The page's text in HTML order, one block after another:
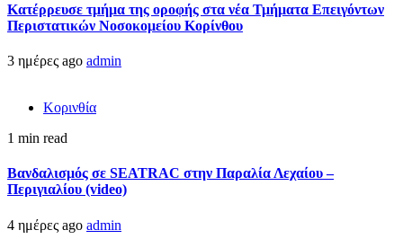
Kατέρρευσε τμήμα της οροφής στα νέα Τμήματα Επειγόντων
Περιστατικών Νοσοκομείου Κορίνθου
3 ημέρες ago admin
Κορινθία
1 min read
Βανδαλισμός σε SEATRAC στην Παραλία Λεχαίου –
Περιγιαλίου (video)
4 ημέρες ago admin